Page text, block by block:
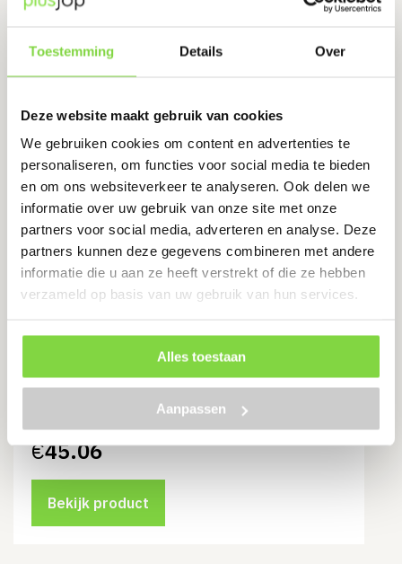
Toestemming Details Over
Deze website maakt gebruik van cookies
We gebruiken cookies om content en advertenties te
personaliseren, om functies voor social media te bieden
en om ons websiteverkeer te analyseren. Ook delen we
informatie over uw gebruik van onze site met onze
partners voor social media, adverteren en analyse. Deze
partners kunnen deze gegevens combineren met andere
informatie die u aan ze heeft verstrekt of die ze hebben
verzameld op basis van uw gebruik van hun services.
Alles toestaan
Aanpassen
Scherpe punten
Eenvoudige montage
€33.92
Bekijk product
Krammen 1.8 x 15 | verzinkt | 5
KG
Levertijd:
Verzinkt staal
Scherpe punten
Eenvoudige montage
€45.06
Bekijk product